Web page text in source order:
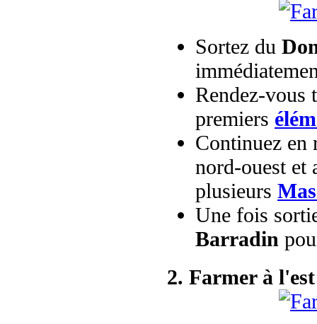
Sortez du
Rendez-vous
premiers
Continuez en
nord-ouest et
plusieurs
Une fois
Barradin
2. Farmer à